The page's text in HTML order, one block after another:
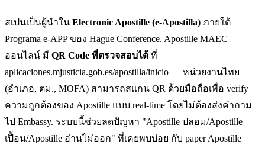
สเปนเป็นผู้นำใน Electronic Apostille (e-Apostilla) ภายใต้
Programa e-APP ของ Hague Conference. Apostille MAEC
ออนไลน์ มี QR Code ที่ตรวจสอบได้ ที่
aplicaciones.mjusticia.gob.es/apostilla/inicio — หน่วยงานไทย
(อำเภอ, ตม., MOFA) สามารถสแกน QR ด้วยมือถือเพื่อ verify
ความถูกต้องของ Apostille แบบ real-time โดยไม่ต้องส่งคำถาม
ไป Embassy. ระบบนี้ช่วยลดปัญหา "Apostille ปลอม/Apostille
เปื้อน/Apostille อ่านไม่ออก" ที่เคยพบบ่อย กับ paper Apostille